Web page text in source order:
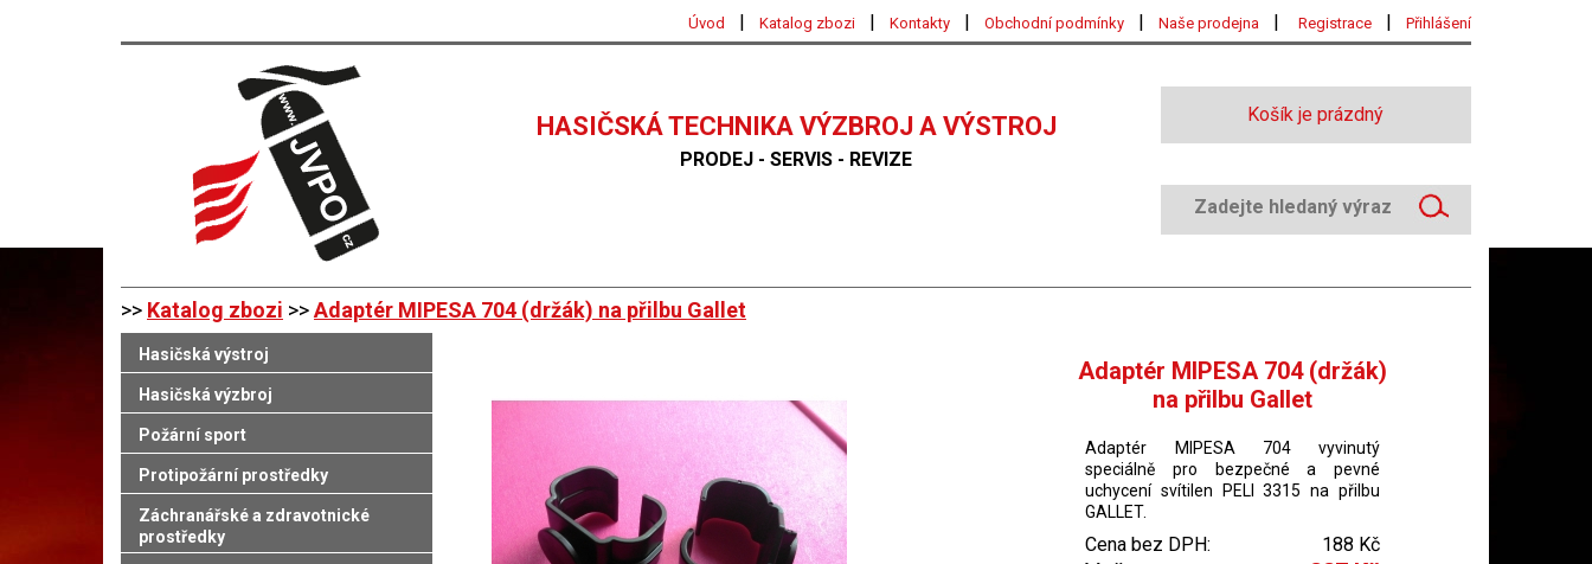
Úvod | Katalog zbozi | Kontakty | Obchodní podmínky | Naše prodejna | Registrace | Přihlášení
HASIČSKÁ TECHNIKA VÝZBROJ A VÝSTROJ
PRODEJ - SERVIS - REVIZE
Košík je prázdný
>> Katalog zbozi >>Adaptér MIPESA 704 (držák) na přilbu Gallet
Hasičská výstroj
Hasičská výzbroj
Požární sport
Protipožární prostředky
Záchranářské a zdravotnické
prostředky
Adaptér MIPESA 704 (držák)
na přilbu Gallet
Adaptér MIPESA 704 vyvinutý
speciálně pro bezpečné a pevné
uchycení svítilen PELI 3315 na přilbu
GALLET.
Cena bez DPH: 188 Kč